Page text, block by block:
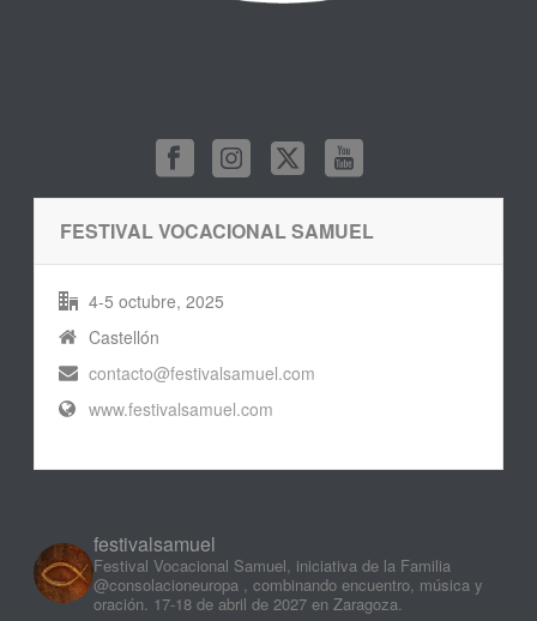
FESTIVAL VOCACIONAL SAMUEL
4-5 octubre, 2025
Castellón
contacto@festivalsamuel.com
www.festivalsamuel.com
festivalsamuel
Festival Vocacional Samuel, iniciativa de la Familia
@consolacioneuropa , combinando encuentro, música y
oración. 17-18 de abril de 2027 en Zaragoza.